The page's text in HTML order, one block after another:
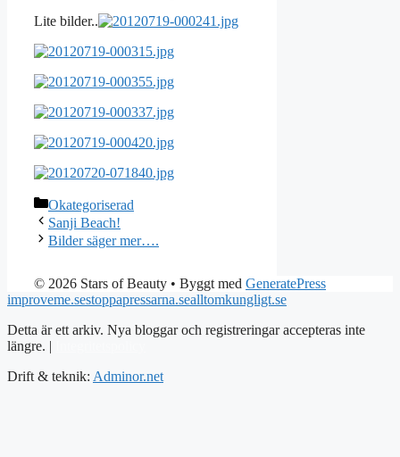
Lite bilder..
Kategorier
Okategoriserad
Sanji Beach!
Bilder säger mer….
© 2026 Stars of Beauty • Byggt med GeneratePress
improveme.sestoppapressarna.sealltomkungligt.se
Detta är ett arkiv. Nya bloggar och registreringar accepteras inte
längre. |
Drift & teknik: Adminor.net